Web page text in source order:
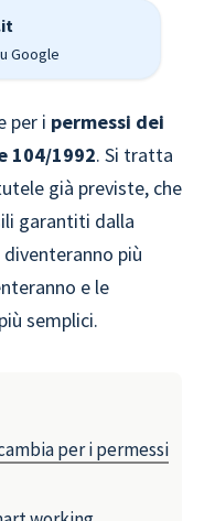
Google
per i permessi dei
104/1992. Si tratta
già previste, che
garantiti dalla
più
e le
semplici.
per i permessi